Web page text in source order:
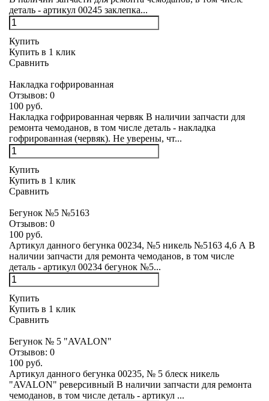
деталь - артикул 00245 заклепка...
Купить
Купить в 1 клик
Сравнить
Накладка гофрированная
Отзывов: 0
100 руб.
Накладка гофрированная червяк В наличии запчасти для
ремонта чемоданов, в том числе деталь - накладка
гофрированная (червяк). Не уверены, чт...
Купить
Купить в 1 клик
Сравнить
Бегунок №5 №5163
Отзывов: 0
100 руб.
Артикул данного бегунка 00234, №5 никель №5163 4,6 А В
наличии запчасти для ремонта чемоданов, в том числе
деталь - артикул 00234 бегунок №5...
Купить
Купить в 1 клик
Сравнить
Бегунок № 5 "AVALON"
Отзывов: 0
100 руб.
Артикул данного бегунка 00235, № 5 блеск никель
"AVALON" реверсивный В наличии запчасти для ремонта
чемоданов, в том числе деталь - артикул ...